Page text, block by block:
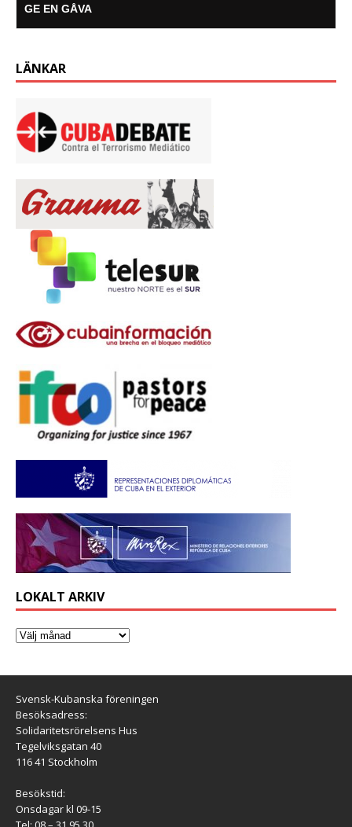
GE EN GÅVA
LÄNKAR
LOKALT ARKIV
Svensk-Kubanska föreningen
Besöksadress:
Solidaritetsrörelsens Hus
Tegelviksgatan 40
116 41 Stockholm
Besökstid:
Onsdagar kl 09-15